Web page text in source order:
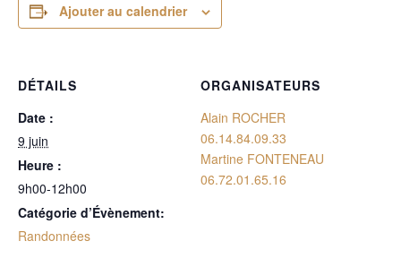
Ajouter au calendrier
DÉTAILS
Date :
9 juin
Heure :
9h00-12h00
Catégorie d’Évènement:
Randonnées
ORGANISATEURS
Alain ROCHER
06.14.84.09.33
Martine FONTENEAU
06.72.01.65.16